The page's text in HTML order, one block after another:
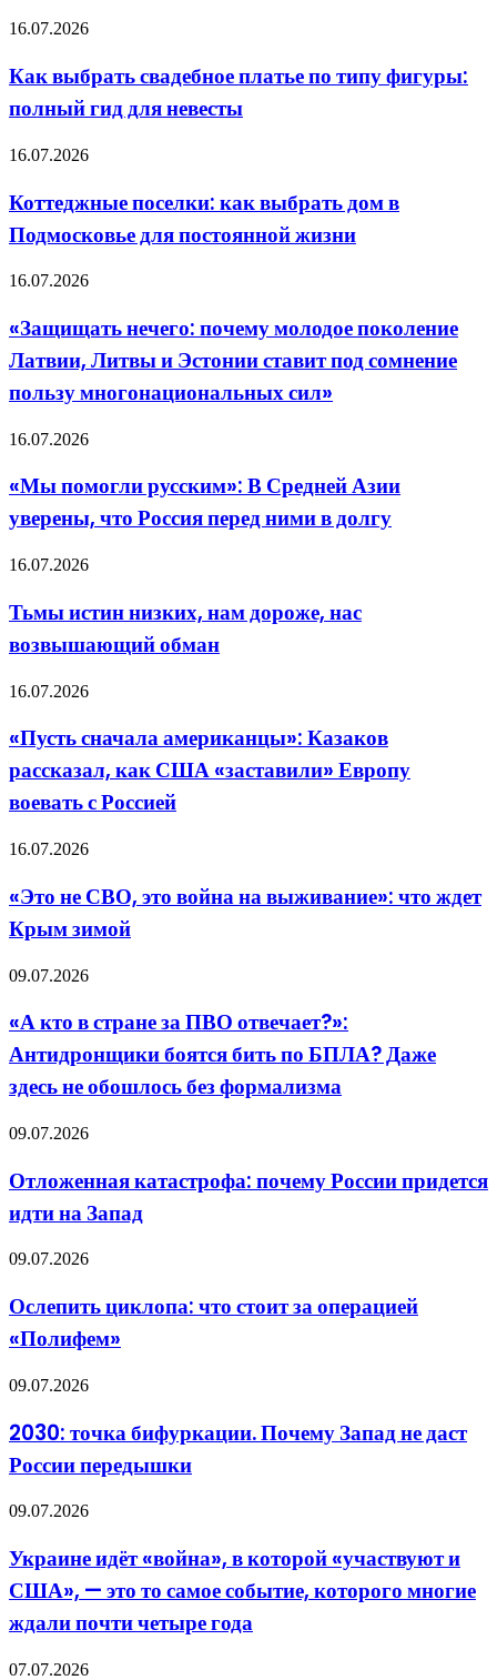
в
Apple
Как
свадебное
платье
по
фигуры:
полный
для
невесты
16.07.2026
Как выбрать свадебное платье по типу фигуры:
полный гид для невесты
Коттеджные
как
выбрать
дом
Подмосковье
жизни
16.07.2026
Коттеджные поселки: как выбрать дом в
Подмосковье для постоянной жизни
«Защищать
почему
молодое
поколение
Литвы
Эстонии
под
сомнение
пользу
сил»
16.07.2026
«Защищать нечего: почему молодое поколение
Латвии, Литвы и Эстонии ставит под сомнение
пользу многонациональных сил»
«Мы
русским»:
В
Средней
уверены,
перед
ними
в
16.07.2026
«Мы помогли русским»: В Средней Азии
уверены, что Россия перед ними в долгу
Тьмы
низких,
нам
дороже,
возвышающий
обман
16.07.2026
Тьмы истин низких, нам дороже, нас
возвышающий обман
«Пусть
американцы»:
Казаков
рассказал,
США
Европу
с
Россией
16.07.2026
«Пусть сначала американцы»: Казаков
рассказал, как США «заставили» Европу
воевать с Россией
«Это
СВО,
это
война
выживание»:
что
Крым
зимой
16.07.2026
«Это не СВО, это война на выживание»: что ждет
Крым зимой
«А
стране
за
отвечает?»:
боятся
по
БПЛА?
Даже
не
формализма
09.07.2026
«А кто в стране за ПВО отвечает?»:
Антидронщики боятся бить по БПЛА? Даже
здесь не обошлось без формализма
Отложенная
почему
России
придется
на
09.07.2026
Отложенная катастрофа: почему России придется
идти на Запад
Ослепить
что
стоит
за
«Полифем»
09.07.2026
Ослепить циклопа: что стоит за операцией
«Полифем»
2030:
бифуркации.
Почему
Запад
даст
09.07.2026
2030: точка бифуркации. Почему Запад не даст
России передышки
Украине
«война»,
в
которой
и
—
09.07.2026
Украине идёт «война», в которой «участвуют и
США», — это то самое событие, которого многие
ждали почти четыре года
Новая
07.07.2026